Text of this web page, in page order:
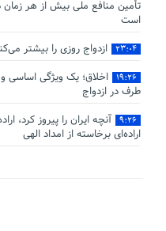
تأمین منافع ملی بیش از هر
است
۲۳:۰۴ ازدواج روزی را بیشتر
۱۹:۲۶
اخلاق؛ یک ویژگی اساسی
طرف در ازدواج
۹:۲۶
آنچه ایران را پیروز کرد،
اراده‌ای برخاسته از امداد الهی